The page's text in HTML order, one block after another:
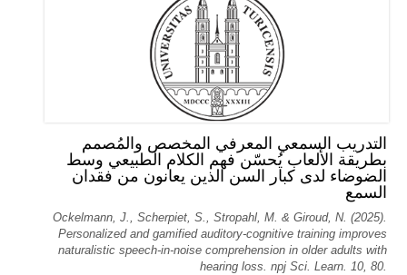
التدريب السمعي المعرفي المخصص والمُصمم
بطريقة الألعاب يُحسّن فهم الكلام الطبيعي وسط
الضوضاء لدى كبار السن الذين يعانون من فقدان
السمع
Ockelmann, J., Scherpiet, S., Stropahl, M. & Giroud, N. (2025).
Personalized and gamified auditory-cognitive training improves
naturalistic speech-in-noise comprehension in older adults with
hearing loss. npj Sci. Learn. 10, 80.